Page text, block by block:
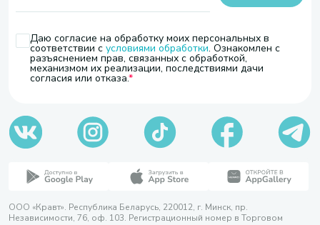
Даю согласие на обработку моих персональных в
соответствии с условиями обработки. Ознакомлен с
разъяснением прав, связанных с обработкой,
механизмом их реализации, последствиями дачи
согласия или отказа.
ООО «Кравт». Республика Беларусь, 220012, г. Минск, пр.
Независимости, 76, оф. 103. Регистрационный номер в Торговом